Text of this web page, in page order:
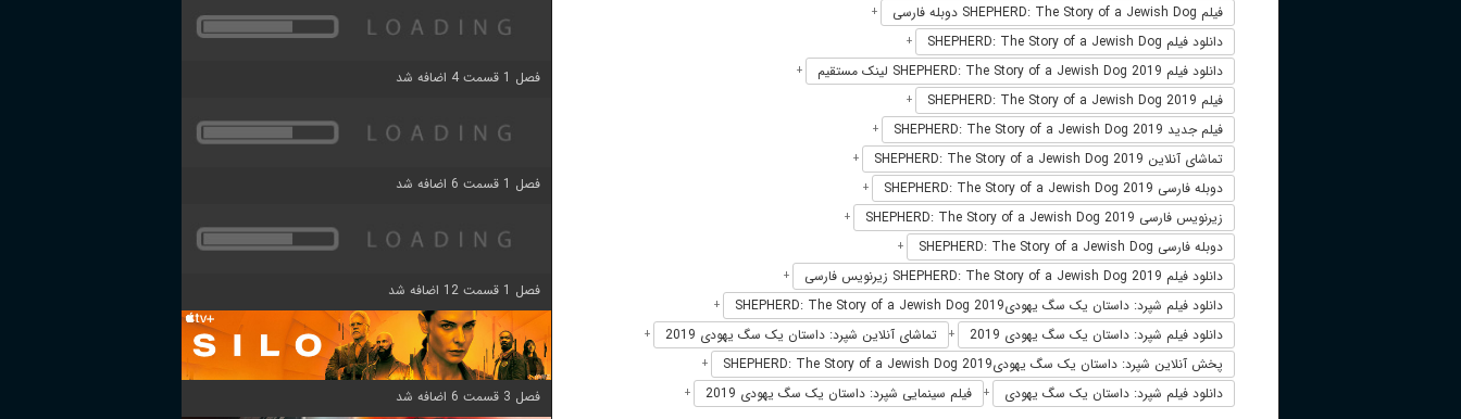
فیلم SHEPHERD: The Story of a Jewish Dog دوبله فارسی +
دانلود فیلم SHEPHERD: The Story of a Jewish Dog +
دانلود فیلم SHEPHERD: The Story of a Jewish Dog 2019 لینک مستقیم +
فیلم SHEPHERD: The Story of a Jewish Dog 2019 +
فیلم جدید SHEPHERD: The Story of a Jewish Dog 2019 +
تماشای آنلاین SHEPHERD: The Story of a Jewish Dog 2019 +
دوبله فارسی SHEPHERD: The Story of a Jewish Dog 2019 +
زیرنویس فارسی SHEPHERD: The Story of a Jewish Dog 2019 +
دوبله فارسی SHEPHERD: The Story of a Jewish Dog +
دانلود فیلم SHEPHERD: The Story of a Jewish Dog 2019 زیرنویس فارسی +
دانلود فیلم شپرد: داستان یک سگ یهودیSHEPHERD: The Story of a Jewish Dog 2019 +
دانلود فیلم شپرد: داستان یک سگ یهودی 2019 + تماشای آنلاین شپرد: داستان یک سگ یهودی 2019 +
پخش آنلاین شپرد: داستان یک سگ یهودیSHEPHERD: The Story of a Jewish Dog 2019 +
دانلود فیلم شپرد: داستان یک سگ یهودی + فیلم سینمایی شپرد: داستان یک سگ یهودی 2019 +
فصل 1 قسمت 4 اضافه شد
فصل 1 قسمت 6 اضافه شد
فصل 1 قسمت 12 اضافه شد
فصل 3 قسمت 6 اضافه شد